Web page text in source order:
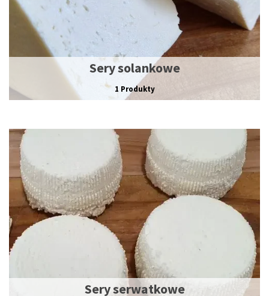
Sery solankowe
1 Produkty
Sery serwatkowe